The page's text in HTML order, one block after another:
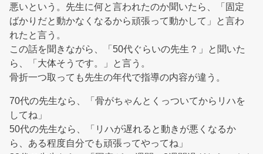
悪いという。先生に何と言われたのか聞いたら、「固定
ばかりだと動かなくなるから頑張って動かして」と言わ
れたと言う。
この話を聞きながら、「50代ぐらいの先生？」と聞いた
ら、「大体そうです。」と言う。
骨折一つ取っても先生の年代で指導の内容が違う。
70代の先生なら、「骨がちゃんとくっついてからリハを
してね」
50代の先生なら、「リハが遅れると動きが悪くなるか
ら、ある程度自分でも頑張ってやってね」